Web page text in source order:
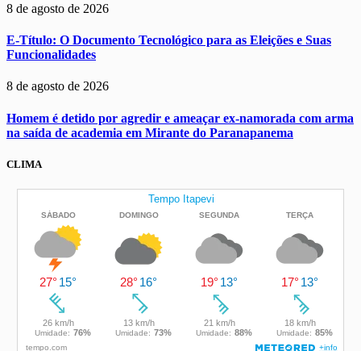
8 de agosto de 2026
E-Título: O Documento Tecnológico para as Eleições e Suas
Funcionalidades
8 de agosto de 2026
Homem é detido por agredir e ameaçar ex-namorada com arma
na saída de academia em Mirante do Paranapanema
CLIMA